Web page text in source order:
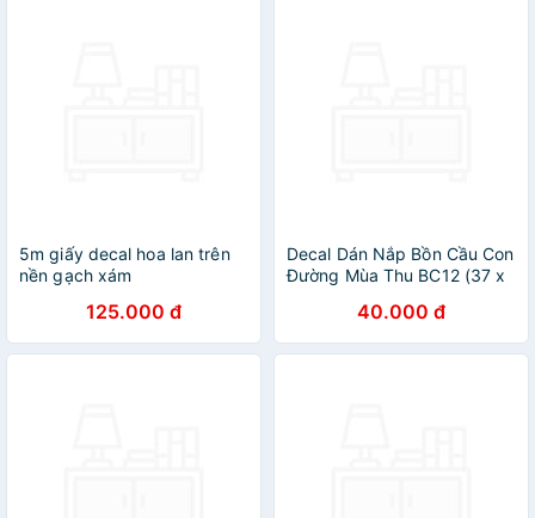
5m giấy decal hoa lan trên
nền gạch xám
125.000 đ
Decal Dán Nắp Bồn Cầu Con
Đường Mùa Thu BC12 (37 x
40.000 đ